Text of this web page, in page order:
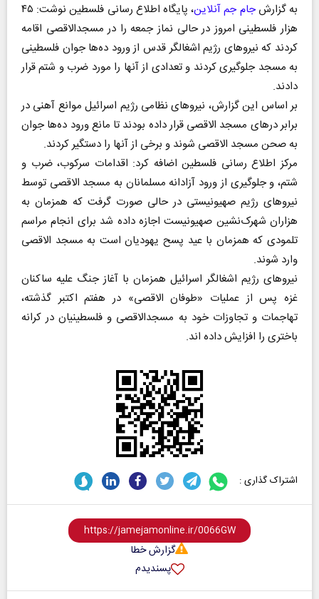
به گزارشجام جم آنلاین
، پایگاه اطلاع رسانی فلسطین نوشت: ۴۵
هزار فلسطینی امروز در حالی نماز جمعه را در مسجدالاقصی اقامه
کردند که نیروهای رژیم اشغالگر قدس از ورود ده‌ها جوان فلسطینی
به مسجد جلوگیری کردند و تعدادی از آنها را مورد ضرب و شتم قرار
دادند.
بر اساس این گزارش، نیروهای نظامی رژیم اسرائیل موانع آهنی در
برابر درهای مسجد الاقصی قرار داده بودند تا مانع ورود ده‌ها جوان
به صحن مسجد الاقصی شوند و برخی از آنها را دستگیر کردند.
مرکز اطلاع رسانی فلسطین اضافه کرد: اقدامات سرکوب، ضرب و
شتم، و جلوگیری از ورود آزادانه مسلمانان به مسجد الاقصی توسط
نیروهای رژیم صهیونیستی در حالی صورت گرفت که همزمان به
هزاران شهرک‌نشین صهیونیست اجازه داده شد برای انجام مراسم
تلمودی که همزمان با عید پسح یهودیان است به مسجد الاقصی
وارد شوند.
نیروهای رژیم اشغالگر اسرائیل همزمان با آغاز جنگ علیه ساکنان
غزه پس از عملیات «طوفان الاقصی» در هفتم اکتبر گذشته،
تهاجمات و تجاوزات خود به مسجدالاقصی و فلسطینیان در کرانه
باختری را افزایش داده اند.
اشتراک گذاری :
گزارش خطا
پسندیدم